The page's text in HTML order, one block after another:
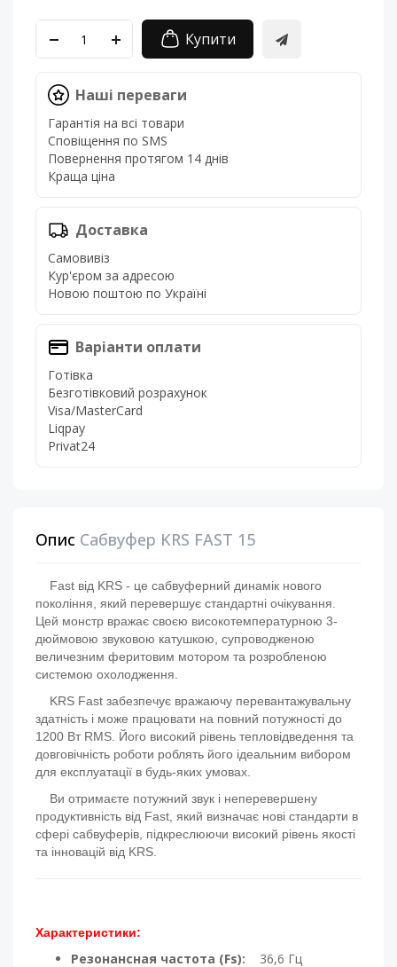
Купити
Наші переваги
Гарантія на всі товари
Сповіщення по SMS
Повернення протягом 14 днів
Краща ціна
Доставка
Самовивіз
Кур'єром за адресою
Новою поштою по Україні
Варіанти оплати
Готівка
Безготівковий розрахунок
Visa/MasterCard
Liqpay
Privat24
Опис Сабвуфер KRS FAST 15
Fast від KRS - це сабвуферний динамік нового
покоління, який перевершує стандартні очікування.
Цей монстр вражає своєю високотемпературною 3-
дюймовою звуковою катушкою, супроводженою
величезним феритовим мотором та розробленою
системою охолодження.
KRS Fast забезпечує вражаючу перевантажувальну
здатність і може працювати на повний потужності до
1200 Вт RMS. Його високий рівень тепловідведення та
довговічність роботи роблять його ідеальним вибором
для експлуатації в будь-яких умовах.
Ви отримаєте потужний звук і неперевершену
продуктивність від Fast, який визначає нові стандарти в
сфері сабвуферів, підкреслюючи високий рівень якості
та інновацій від KRS.
Характеристики:
Резонансная частота (Fs): 36,6 Гц